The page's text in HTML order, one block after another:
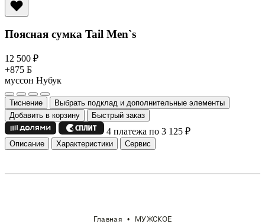
Поясная сумка Tail Men`s
12 500 ₽
+875 Б
муссон Нубук
Тиснение
Выбрать подклад и дополнительные элементы
Добавить в корзину
Быстрый заказ
4 платежа по 3 125 ₽
Описание Характеристики Сервис
Главная МУЖСКОЕ